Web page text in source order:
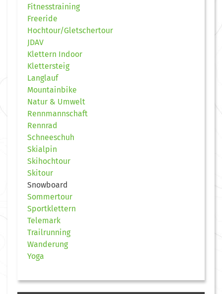
Fitnesstraining
Freeride
Hochtour/Gletschertour
JDAV
Klettern Indoor
Klettersteig
Langlauf
Mountainbike
Natur & Umwelt
Rennmannschaft
Rennrad
Schneeschuh
Skialpin
Skihochtour
Skitour
Snowboard
Sommertour
Sportklettern
Telemark
Trailrunning
Wanderung
Yoga